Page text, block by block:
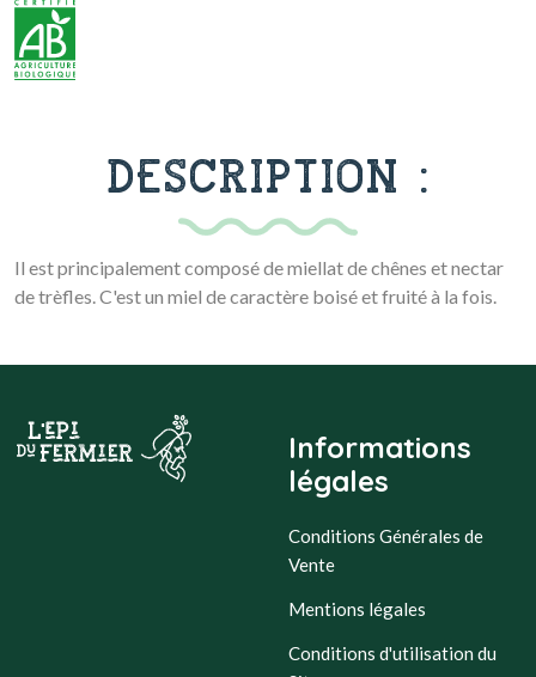
DESCRIPTION :
Il est principalement composé de miellat de chênes et nectar
de trèfles. C'est un miel de caractère boisé et fruité à la fois.
Informations
légales
Conditions Générales de
Vente
Mentions légales
Conditions d'utilisation du